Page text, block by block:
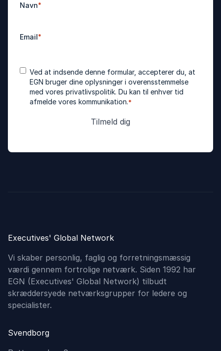
Navn*
Email*
Accepter
betingelser
*
Ved at indsende denne formular, accepterer du, at
EGN bruger dine oplysninger i overensstemmelse
med vores privatlivspolitik. Du kan til enhver tid
afmelde vores kommunikation.*
Executives' Global Network
Vi skaber personlig, faglig og forretningsmæssig
værdi gennem fortrolige netværk. Siden 1992 har
EGN (Executives'​ Global Network) tilbudt
skræddersyede netværksgrupper for ledere og
specialister.
Svendborg